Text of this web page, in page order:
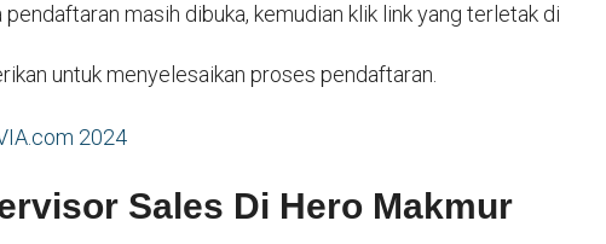
masih dibuka, kemudian klik link yang terletak di
untuk menyelesaikan proses pendaftaran.
2024
Sales Di Hero Makmur